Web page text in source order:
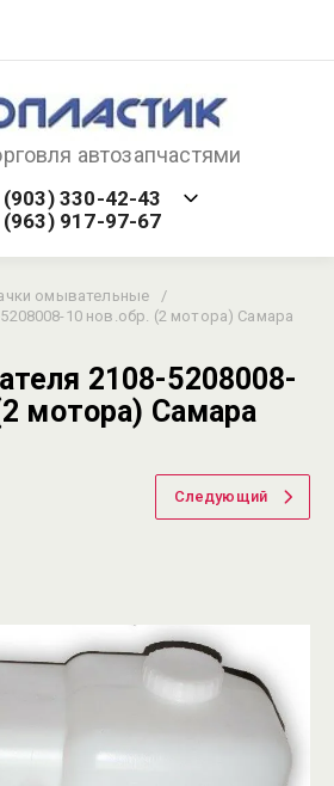
автозапчастями
(903) 330-42-43
(963) 917-97-67
омывательные
/
10 нов.обр. (2 мотора) Самара
2108-5208008-
мотора) Самара
Следующий